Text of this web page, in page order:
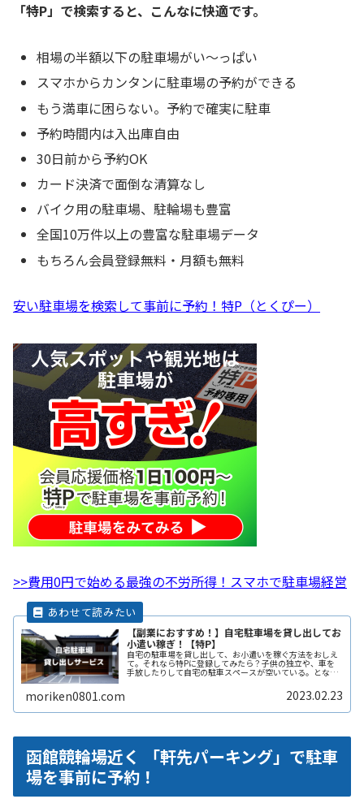
「特P」で検索すると、こんなに快適です。
相場の半額以下の駐車場がい〜っぱい
スマホからカンタンに駐車場の予約ができる
もう満車に困らない。予約で確実に駐車
予約時間内は入出庫自由
30日前から予約OK
カード決済で面倒な清算なし
バイク用の駐車場、駐輪場も豊富
全国10万件以上の豊富な駐車場データ
もちろん会員登録無料・月額も無料
安い駐車場を検索して事前に予約！特P（とくぴー）
>>費用0円で始める最強の不労所得！スマホで駐車場経営
【副業におすすめ！】自宅駐車場を貸し出してお
小遣い稼ぎ！【特P】
自宅の駐車場を貸し出して、お小遣いを稼ぐ方法をおしえ
て。それなら特Pに登録してみたら？子供の独立や、車を
手放したりして自宅の駐車スペースが空いている。となり
貸すと副収入になると聞いたことがReadMore...
moriken0801.com 2023.02.23
函館競輪場近く 「軒先パーキング」で駐車
場を事前に予約！